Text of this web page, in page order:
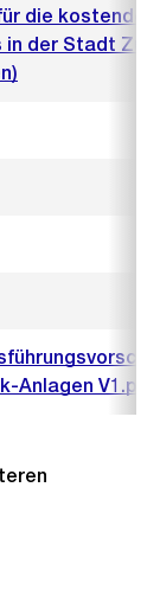
die
in der Stadt
Anlagen V1.pdf